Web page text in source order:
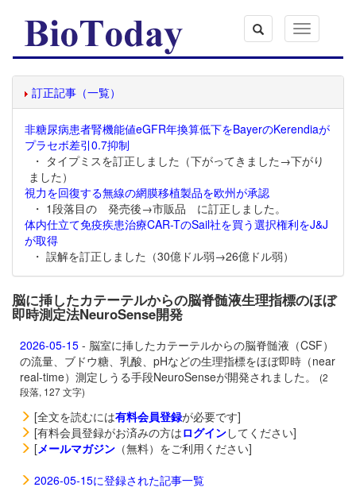
Toggle
navigation
訂正記事（一覧）
非糖尿病患者腎機能値eGFR年換算低下をBayerのKerendiaが
プラセボ差引0.7抑制
・ タイプミスを訂正しました（下がってきました→下がり
ました）
視力を回復する無線の網膜移植製品を欧州が承認
・ 1段落目の 発売後→市販品 に訂正しました。
体内仕立て免疫疾患治療CAR-TのSail社を買う選択権利をJ&J
が取得
・ 誤解を訂正しました（30億ドル弱→26億ドル弱）
脳に挿したカテーテルからの脳脊髄液生理指標のほぼ
即時測定法NeuroSense開発
2026-05-15 - 脳室に挿したカテーテルからの脳脊髄液（CSF）
の流量、ブドウ糖、乳酸、pHなどの生理指標をほぼ即時（near
real-time）測定しうる手段NeuroSenseが開発されました。
(2
段落, 127 文字)
[全文を読むには有料会員登録が必要です]
[有料会員登録がお済みの方はログインしてください]
[メールマガジン （無料）をご利用ください]
2026-05-15に登録された記事一覧